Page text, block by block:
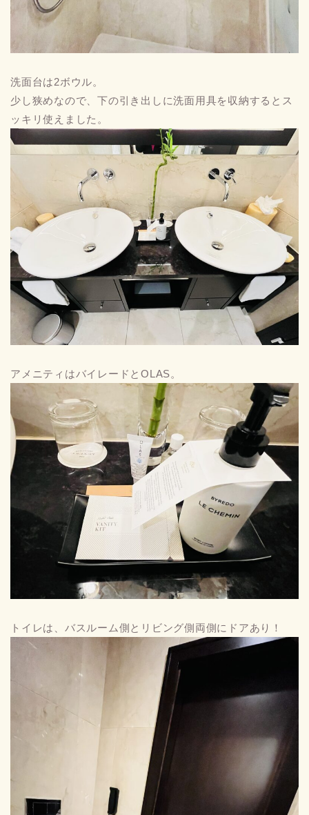
洗面台は2ボウル。
少し狭めなので、下の引き出しに洗面用具を収納するとス
ッキリ使えました。
アメニティはバイレードとOLAS。
トイレは、バスルーム側とリビング側両側にドアあり！